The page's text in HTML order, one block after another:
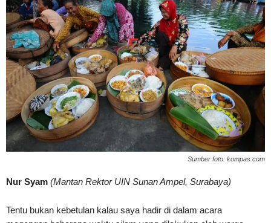
Sumber foto: kompas.com
Nur Syam (Mantan Rektor UIN Sunan Ampel, Surabaya)
Tentu bukan kebetulan kalau saya hadir di dalam acara